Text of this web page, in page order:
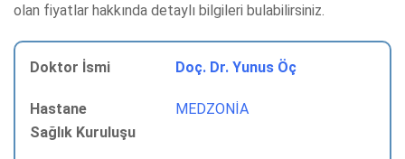
olan fiyatlar hakkında detaylı bilgileri bulabilirsiniz.
Doç. Dr. Yunus Öç
MEDZONİA